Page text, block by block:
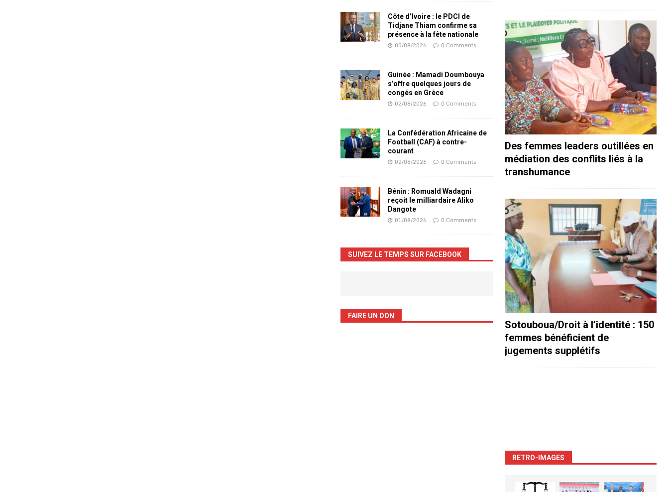
Côte d’Ivoire : le PDCI de
Tidjane Thiam confirme sa
présence à la fête nationale
05/08/2026 0 Comments
Guinée : Mamadi Doumbouya
s’offre quelques jours de
congés en Grèce
02/08/2026 0 Comments
La Confédération Africaine de
Football (CAF) à contre-
courant
02/08/2026 0 Comments
Bénin : Romuald Wadagni
reçoit le milliardaire Aliko
Dangote
01/08/2026 0 Comments
SUIVEZ LE TEMPS SUR FACEBOOK
FAIRE UN DON
Des femmes leaders outillées en
médiation des conflits liés à la
transhumance
Sotouboua/Droit à l’identité : 150
femmes bénéficient de
jugements supplétifs
RETRO-IMAGES